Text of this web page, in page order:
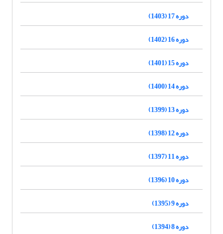
دوره 17 (1403)
دوره 16 (1402)
دوره 15 (1401)
دوره 14 (1400)
دوره 13 (1399)
دوره 12 (1398)
دوره 11 (1397)
دوره 10 (1396)
دوره 9 (1395)
دوره 8 (1394)